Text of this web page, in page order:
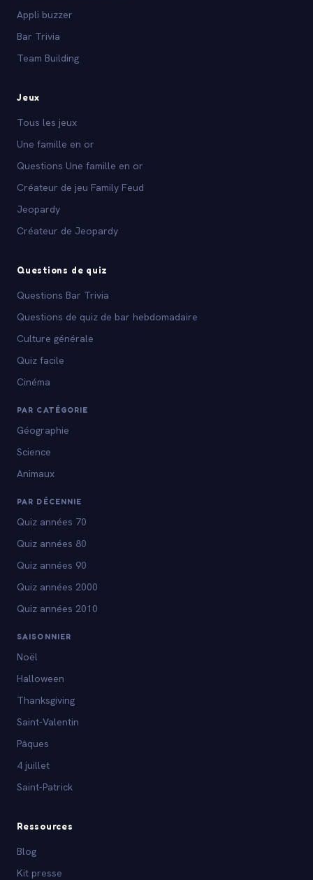
Appli buzzer
Bar Trivia
Team Building
Jeux
Tous les jeux
Une famille en or
Questions Une famille en or
Créateur de jeu Family Feud
Jeopardy
Créateur de Jeopardy
Questions de quiz
Questions Bar Trivia
Questions de quiz de bar hebdomadaire
Culture générale
Quiz facile
Cinéma
PAR CATÉGORIE
Géographie
Science
Animaux
PAR DÉCENNIE
Quiz années 70
Quiz années 80
Quiz années 90
Quiz années 2000
Quiz années 2010
SAISONNIER
Noël
Halloween
Thanksgiving
Saint-Valentin
Pâques
4 juillet
Saint-Patrick
Ressources
Blog
Kit presse